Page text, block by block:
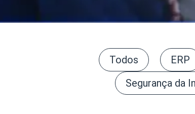
Todos ERP
Segurança da